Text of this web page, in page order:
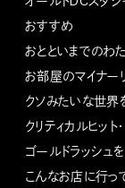
おすすめ
おとといまでのわ
お部屋のマイナー
クソみたいな世界
クリティカルヒット
ゴールドラッシュ
こんなお店に行っ